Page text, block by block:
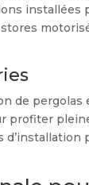
de
profiter